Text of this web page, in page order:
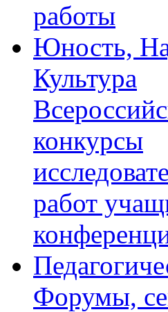
работы
Юность,
Культура
конкурсы
работ
Форумы,